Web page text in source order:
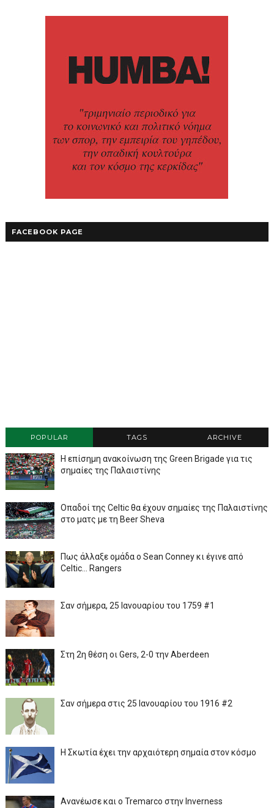
FACEBOOK PAGE
POPULAR TAGS ARCHIVE
Η επίσημη ανακοίνωση της Green Brigade για τις
σημαίες της Παλαιστίνης
Οπαδοί της Celtic θα έχουν σημαίες της Παλαιστίνης
στο ματς με τη Beer Sheva
Πως άλλαξε ομάδα ο Sean Conney κι έγινε από
Celtic... Rangers
Σαν σήμερα, 25 Ιανουαρίου του 1759 #1
Στη 2η θέση οι Gers, 2-0 την Aberdeen
Σαν σήμερα στις 25 Ιανουαρίου του 1916 #2
Η Σκωτία έχει την αρχαιότερη σημαία στον κόσμο
Ανανέωσε και ο Tremarco στην Inverness